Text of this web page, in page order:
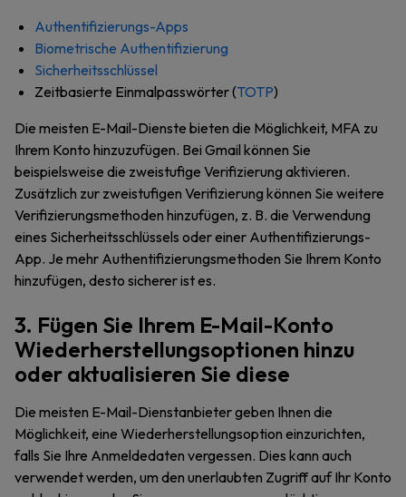
Authentifizierungs-Apps
Biometrische Authentifizierung
Sicherheitsschlüssel
Zeitbasierte Einmalpasswörter (TOTP)
Die meisten E-Mail-Dienste bieten die Möglichkeit, MFA zu
Ihrem Konto hinzuzufügen. Bei Gmail können Sie
beispielsweise die zweistufige Verifizierung aktivieren.
Zusätzlich zur zweistufigen Verifizierung können Sie weitere
Verifizierungsmethoden hinzufügen, z. B. die Verwendung
eines Sicherheitsschlüssels oder einer Authentifizierungs-
App. Je mehr Authentifizierungsmethoden Sie Ihrem Konto
hinzufügen, desto sicherer ist es.
3. Fügen Sie Ihrem E-Mail-Konto
Wiederherstellungsoptionen hinzu
oder aktualisieren Sie diese
Die meisten E-Mail-Dienstanbieter geben Ihnen die
Möglichkeit, eine Wiederherstellungsoption einzurichten,
falls Sie Ihre Anmeldedaten vergessen. Dies kann auch
verwendet werden, um den unerlaubten Zugriff auf Ihr Konto